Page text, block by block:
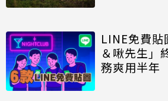
LINE免費貼
＆啾先生」
務爽用半年